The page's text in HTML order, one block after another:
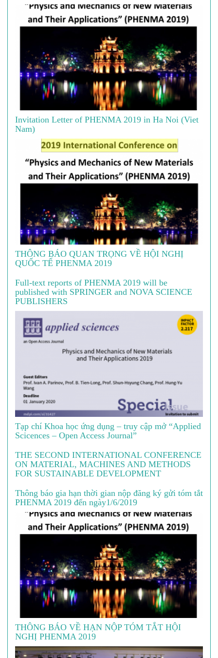
Invitation Letter of PHENMA 2019 in Ha Noi (Viet
Nam)
THÔNG BÁO QUAN TRỌNG VỀ HỘI NGHỊ
QUỐC TẾ PHENMA 2019
Full-text reports of PHENMA 2019 will be
published with SPRINGER and NOVA SCIENCE
PUBLISHERS
Tạp chí Khoa học ứng dụng – truy cập mở “Applied
Scicences – Open Access Journal”
THE SECOND INTERNATIONAL CONFERENCE
ON MATERIAL, MACHINES AND METHODS
FOR SUSTAINABLE DEVELOPMENT
Thông báo gia hạn thời gian nộp đăng ký gửi tóm tắt
PHENMA 2019 đến ngày1/6/2019
THÔNG BÁO VỀ HẠN NỘP TÓM TẮT HỘI
NGHỊ PHENMA 2019